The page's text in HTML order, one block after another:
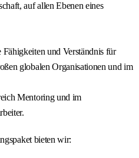
auf allen Ebenen eines
und Verständnis für
globalen Organisationen und im
Mentoring und im
bieten wir: